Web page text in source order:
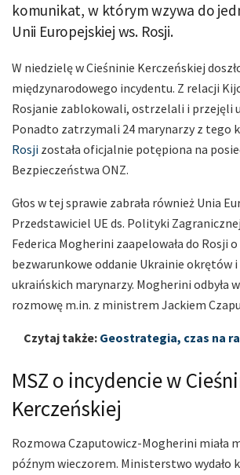
komunikat, w którym wzywa do
Unii Europejskiej ws. Rosji.
W niedzielę w Cieśninie Kerczeńskiej
międzynarodowego incydentu. Z relacji
Rosjanie zablokowali, ostrzelali i przejęli
Ponadto zatrzymali 24 marynarzy z tego
Rosji została oficjalnie potępiona na
Bezpieczeństwa ONZ.
Głos w tej sprawie zabrała również Unia
Przedstawiciel UE ds. Polityki
Federica Mogherini zaapelowała do Rosji
bezwarunkowe oddanie Ukrainie okrętów
ukraińskich marynarzy. Mogherini odbyła
rozmowę m.in. z ministrem Jackiem
Czytaj także: Geostrategia, czas na
MSZ o incydencie w
Kerczeńskiej
Rozmowa Czaputowicz-Mogherini miała
późnym wieczorem. Ministerstwo wydało